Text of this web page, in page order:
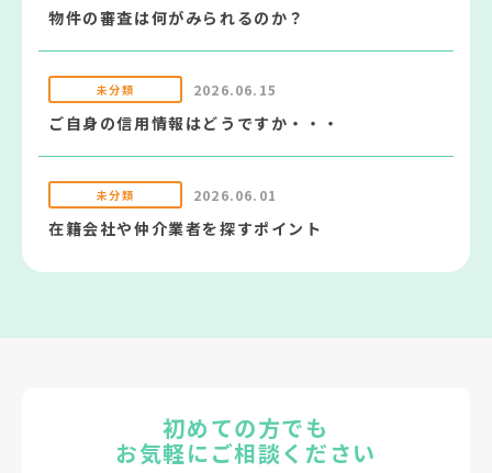
物件の審査は何がみられるのか？
未分類 2026.06.15
ご自身の信用情報はどうですか・・・
未分類 2026.06.01
在籍会社や仲介業者を探すポイント
初めての方でも
お気軽にご相談ください